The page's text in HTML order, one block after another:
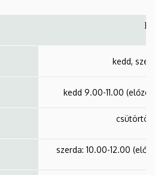
kedd,
kedd 9.00-11.00
szerda: 10.00-12.00